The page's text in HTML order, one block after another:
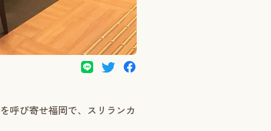
呼び寄せ福岡で、スリランカ